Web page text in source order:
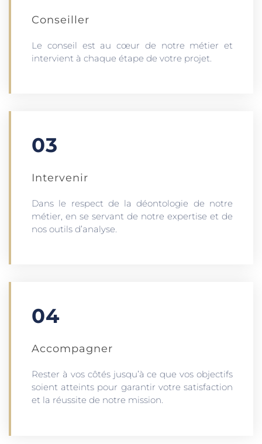
Conseiller
Le conseil est au cœur de notre métier et
intervient à chaque étape de votre projet.
03
Intervenir
Dans le respect de la déontologie de notre
métier, en se servant de notre expertise et de
nos outils d’analyse.
04
Accompagner
Rester à vos côtés jusqu’à ce que vos objectifs
soient atteints pour garantir votre satisfaction
et la réussite de notre mission.